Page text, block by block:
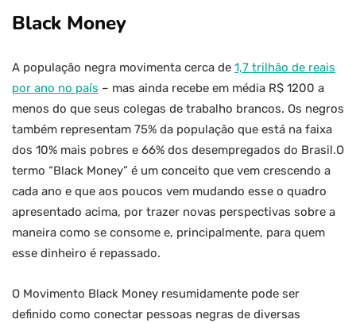
Black Money
A população negra movimenta cerca de 1,7 trilhão de reais
por ano no país – mas ainda recebe em média R$ 1200 a
menos do que seus colegas de trabalho brancos. Os negros
também representam 75% da população que está na faixa
dos 10% mais pobres e 66% dos desempregados do Brasil.O
termo “Black Money” é um conceito que vem crescendo a
cada ano e que aos poucos vem mudando esse o quadro
apresentado acima, por trazer novas perspectivas sobre a
maneira como se consome e, principalmente, para quem
esse dinheiro é repassado.
O Movimento Black Money resumidamente pode ser
definido como conectar pessoas negras de diversas